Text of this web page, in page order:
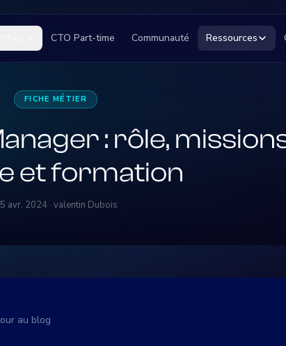
CTO Part-time Communauté Ressources
FICHE MÉTIER
: rôle,
et formation
avr. 2024 · valentin Dubois
au blog